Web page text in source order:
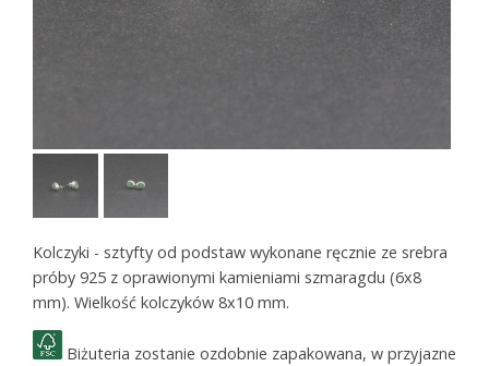
Kolczyki - sztyfty od podstaw wykonane ręcznie ze srebra
próby 925 z oprawionymi kamieniami szmaragdu (6x8
mm). Wielkość kolczyków 8x10 mm.
Biżuteria zostanie ozdobnie zapakowana, w przyjazne